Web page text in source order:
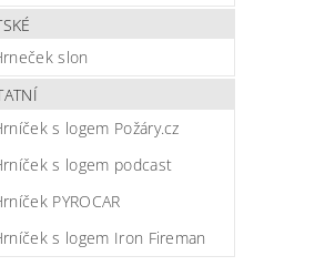
slon
s logem Požáry.cz
s logem podcast
PYROCAR
s logem Iron Fireman